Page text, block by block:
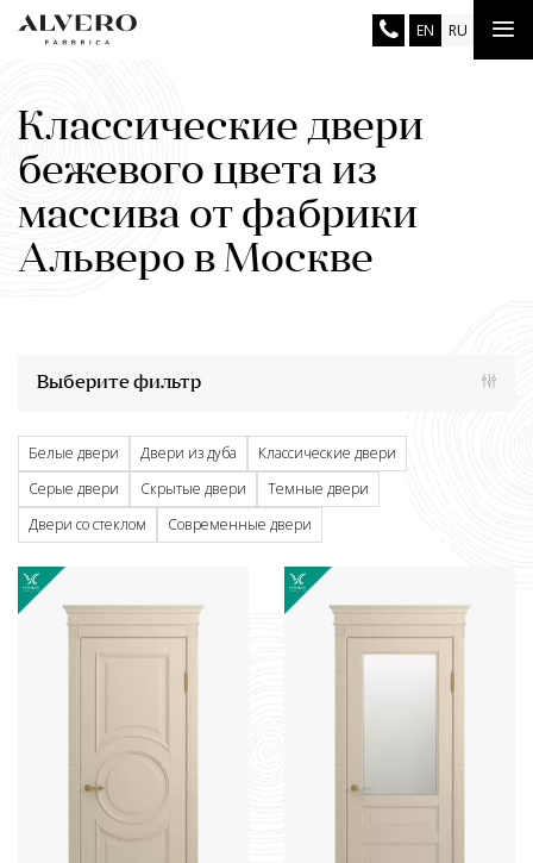
Перейти
EN RU
Классические двери
бежевого цвета из
массива от фабрики
Альверо в Москве
Выберите фильтр
Белые двери Двери из дуба
Классические двери
Серые двери
Скрытые двери
Темные двери
Двери со стеклом
Современные двери